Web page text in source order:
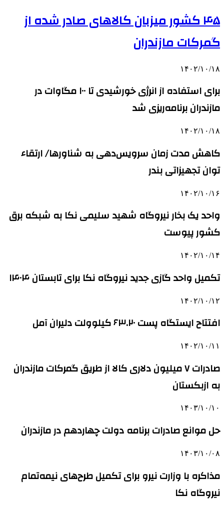
۴۵ کشور میزبان کالاهای صادر شده از
گمرکات مازندران
۱۴۰۲/۱۰/۱۸
برای استفاده از انرژی خورشیدی تا ۱۰۰ مگاوات در
مازندران برنامه‌ریزی شد
۱۴۰۲/۱۰/۱۸
کاهش مدت زمان سرویس‌دهی به شناورها/ ارتقاء
توان تجهیزاتی بندر
۱۴۰۲/۱۰/۱۶
واحد یک بخار نیروگاه شهید سلیمی نکا به شبکه برق
کشور پیوست
۱۴۰۲/۱۰/۱۴
تکمیل واحد گازی جدید نیروگاه نکا برای تابستان ۱۴۰۴
۱۴۰۲/۱۰/۱۲
افتتاح ایستگاه پست ۶۳.۲۰ کیلوولت دلیران آمل
۱۴۰۲/۱۰/۱۱
صادرات ۷ میلیون دلاری کالا از طریق گمرکات مازندران
به ازبکستان
۱۴۰۳/۱۰/۱۰
حل موانع صادرات برنامه دولت چهاردهم در مازندران
۱۴۰۳/۱۰/۰۸
مذاکره با وزارت نیرو برای تکمیل طرح‌های نیمه‌تمام
نیروگاه نکا